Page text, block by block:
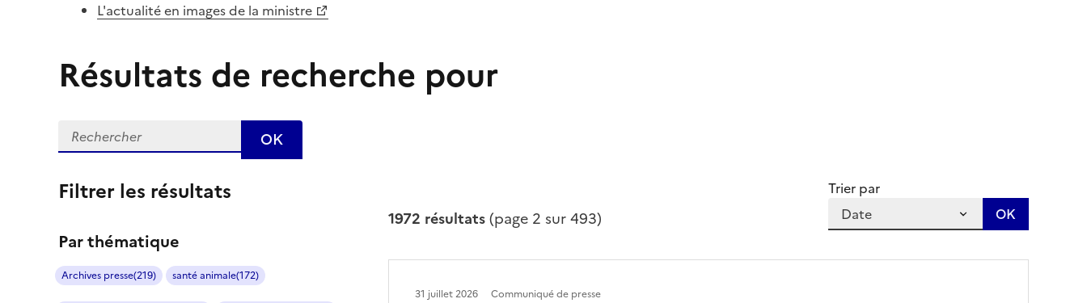
L'actualité en images de la ministre
Résultats de recherche pour
Recherche
Filtrer les résultats
Par thématique
Archives presse(219) santé animale(172)
1972 résultats(page 2 sur 493)
Trier par
31 juillet 2026 Communiqué de presse